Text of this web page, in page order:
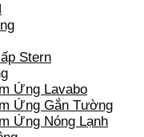
Stern
Ứng Lavabo
Ứng Gắn Tường
Ứng Nóng Lạnh